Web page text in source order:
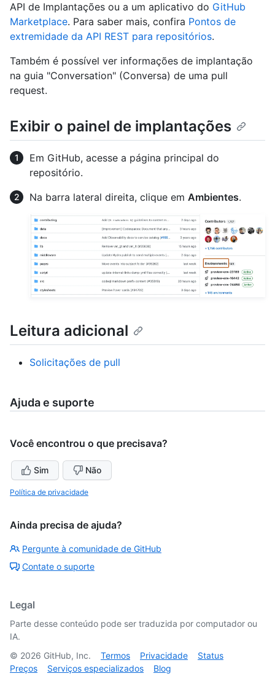
API de Implantações ou a um aplicativo do GitHub
Marketplace. Para saber mais, confira Pontos de
extremidade da API REST para repositórios.
Também é possível ver informações de implantação
na guia "Conversation" (Conversa) de uma pull
request.
Exibir o painel de implantações
Em GitHub, acesse a página principal do
repositório.
Na barra lateral direita, clique em Ambientes.
Leitura adicional
Solicitações de pull
Ajuda e suporte
Você encontrou o que precisava?
Sim Não
Política de privacidade
Ainda precisa de ajuda?
Pergunte à comunidade de GitHub
Contate o suporte
Legal
Parte desse conteúdo pode ser traduzida por computador ou
IA.
© 2026 GitHub, Inc. Termos Privacidade
Status
Preços
Serviços especializados Blog